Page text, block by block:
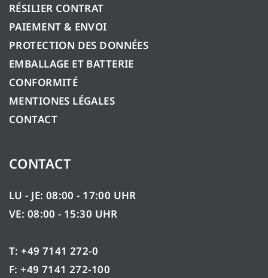
RÉSILIER CONTRAT
PAIEMENT & ENVOI
PROTECTION DES DONNÉES
EMBALLAGE ET BATTERIE
CONFORMITÉ
MENTIONES LÉGALES
CONTACT
CONTACT
LU - JE: 08:00 - 17:00 UHR
VE: 08:00 - 15:30 UHR
T: +49 7141 272-0
F: +49 7141 272-100